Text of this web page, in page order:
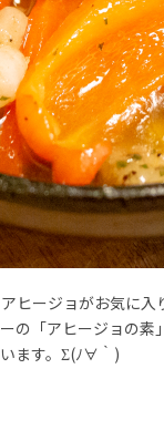
ヒージョがお気に
の「アヒージョの
ます。Σ(ﾉ∀｀)